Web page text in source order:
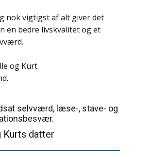
nok vigtigst af alt giver det
en bedre livskvalitet og et
og Kurt.
selvværd, læse-, stave- og
Kurts datter